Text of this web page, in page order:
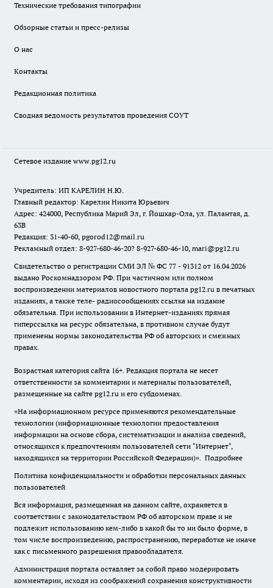
Технические требования типографии
Обзорные статьи и пресс-релизы
О нас
Контакты
Редакционная политика
Сводная ведомость результатов проведения СОУТ
Сетевое издание www.pg12.ru
Учредитель: ИП КАРЕЛИН Н.Ю.
Главный редактор: Карелин Никита Юрьевич
Адрес: 424000, Республика Марий Эл, г. Йошкар-Ола, ул. Палантая, д.
63В
Редакция: 31-40-60, pgorod12@mail.ru
Рекламный отдел: 8-927-680-46-20? 8-927-680-46-10, mari@pg12.ru
Свидетельство о регистрации СМИ ЭЛ № ФС 77 - 91312 от 16.04.2026
выдано Роскомнадзором РФ. При частичном или полном
воспроизведении материалов новостного портала pg12.ru в печатных
изданиях, а также теле- радиосообщениях ссылка на издание
обязательна. При использовании в Интернет-изданиях прямая
гиперссылка на ресурс обязательна, в противном случае будут
применены нормы законодательства РФ об авторских и смежных
правах.
Возрастная категория сайта 16+. Редакция портала не несет
ответственности за комментарии и материалы пользователей,
размещенные на сайте pg12.ru и его субдоменах.
«На информационном ресурсе применяются рекомендательные
технологии (информационные технологии предоставления
информации на основе сбора, систематизации и анализа сведений,
относящихся к предпочтениям пользователей сети "Интернет",
находящихся на территории Российской Федерации)». Подробнее
Политика конфиденциальности и обработки персональных данных
пользователей
Вся информация, размещенная на данном сайте, охраняется в
соответствии с законодательством РФ об авторском праве и не
подлежит использованию кем-либо в какой бы то ни было форме, в
том числе воспроизведению, распространению, переработке не иначе
как с письменного разрешения правообладателя.
Администрация портала оставляет за собой право модерировать
комментарии, исходя из соображений сохранения конструктивности